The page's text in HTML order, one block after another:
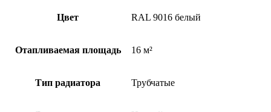
Цвет RAL 9016 белый
Отапливаемая площадь 16 м²
Тип радиатора Трубчатые